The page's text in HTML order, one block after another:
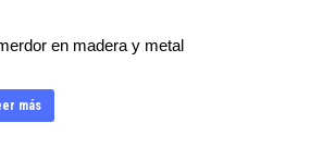
en madera y metal
más